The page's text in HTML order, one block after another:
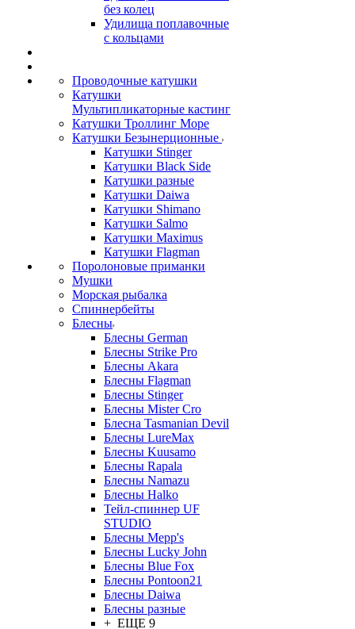
без колец
Удилища поплавочные
с кольцами
Проводочные катушки
Катушки
Мультипликаторные кастинг
Катушки Троллинг Море
Катушки Безынерционные
Катушки Stinger
Катушки Black Side
Катушки разные
Катушки Daiwa
Катушки Shimano
Катушки Salmo
Катушки Maximus
Катушки Flagman
Поролоновые приманки
Мушки
Морская рыбалка
Спиннербейты
Блесны
Блесны German
Блесны Strike Pro
Блесны Akara
Блесны Flagman
Блесны Stinger
Блесны Mister Cro
Блесна Tasmanian Devil
Блесны LureMax
Блесны Kuusamo
Блесны Rapala
Блесны Namazu
Блесны Halko
Тейл-спиннер UF
STUDIO
Блесны Mepp's
Блесны Lucky John
Блесны Blue Fox
Блесны Pontoon21
Блесны Daiwa
Блесны разные
+ ЕЩЕ 9